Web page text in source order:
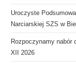
Uroczyste
Narciarskiej SZS w
Rozpoczynamy nabór
XII 2026